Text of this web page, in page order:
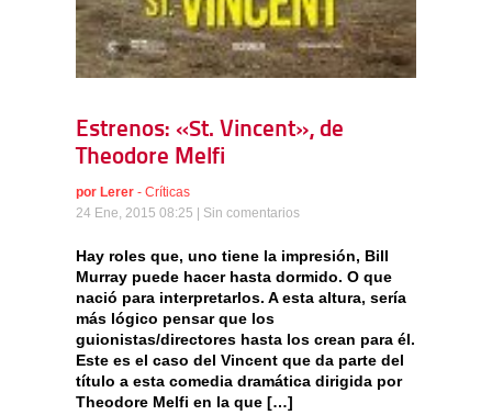
Estrenos: «St. Vincent», de
Theodore Melfi
por Lerer - Críticas
24 Ene, 2015 08:25 | Sin comentarios
Hay roles que, uno tiene la impresión, Bill
Murray puede hacer hasta dormido. O que
nació para interpretarlos. A esta altura, sería
más lógico pensar que los
guionistas/directores hasta los crean para él.
Este es el caso del Vincent que da parte del
título a esta comedia dramática dirigida por
Theodore Melfi en la que […]